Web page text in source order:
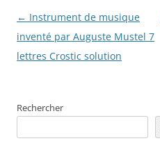
Navigation
des
articles
← Instrument de musique
inventé par Auguste Mustel 7
lettres Crostic solution
Rechercher